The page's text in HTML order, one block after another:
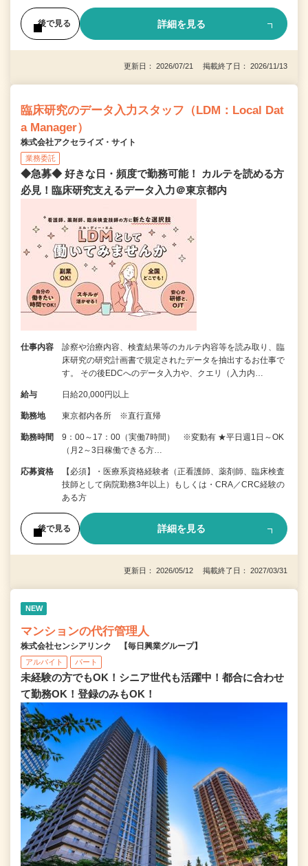
後で見る 詳細を見る
更新日： 2026/07/21 掲載終了日： 2026/11/13
臨床研究のデータ入力スタッフ（LDM：Local Dat
a Manager）
株式会社アクセライズ・サイト
業務委託
◆急募◆ 好きな日・頻度で勤務可能！ カルテを読める方
必見！臨床研究支えるデータ入力＠東京都内
仕事内容
診察や治療内容、検査結果等のカルテ内容等を読み取り、臨
床研究の研究計画書で規定されたデータを抽出するお仕事で
す。 その後EDCへのデータ入力や、クエリ（入力内…
給与 日給20,000円以上
勤務地 東京都内各所 ※直行直帰
勤務時間
9：00～17：00（実働7時間） ※変動有 ★平日週1日～OK
（月2～3日稼働できる方…
応募資格
【必須】・医療系資格経験者（正看護師、薬剤師、臨床検査
技師として病院勤務3年以上）もしくは・CRA／CRC経験の
ある方
後で見る 詳細を見る
更新日： 2026/05/12 掲載終了日： 2027/03/31
NEW
マンションの代行管理人
株式会社センシアリンク 【毎日興業グループ】
アルバイト パート
未経験の方でもOK！シニア世代も活躍中！都合に合わせ
て勤務OK！登録のみもOK！